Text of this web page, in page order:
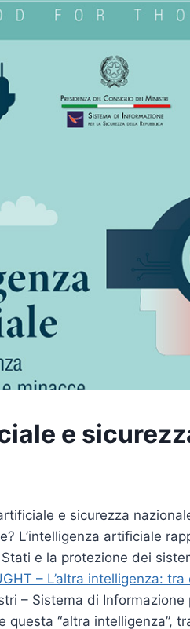
e
e sicurezza
L’intelligenza artificiale
e la protezione dei
– L’altra intelligenza:
– Sistema di
“altra intelligenza”,